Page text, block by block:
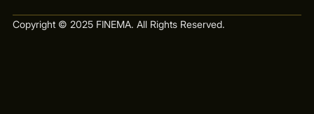
Copyright © 2025 FINEMA. All Rights Reserved.